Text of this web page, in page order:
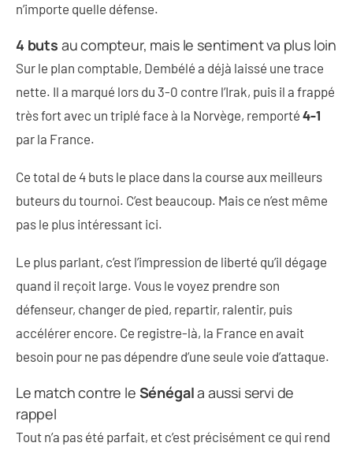
n’importe quelle défense.
4 buts au compteur, mais le sentiment va plus loin
Sur le plan comptable, Dembélé a déjà laissé une trace
nette. Il a marqué lors du 3-0 contre l’Irak, puis il a frappé
très fort avec un triplé face à la Norvège, remporté 4-1
par la France.
Ce total de 4 buts le place dans la course aux meilleurs
buteurs du tournoi. C’est beaucoup. Mais ce n’est même
pas le plus intéressant ici.
Le plus parlant, c’est l’impression de liberté qu’il dégage
quand il reçoit large. Vous le voyez prendre son
défenseur, changer de pied, repartir, ralentir, puis
accélérer encore. Ce registre-là, la France en avait
besoin pour ne pas dépendre d’une seule voie d’attaque.
Le match contre le Sénégala aussi servi de
rappel
Tout n’a pas été parfait, et c’est précisément ce qui rend